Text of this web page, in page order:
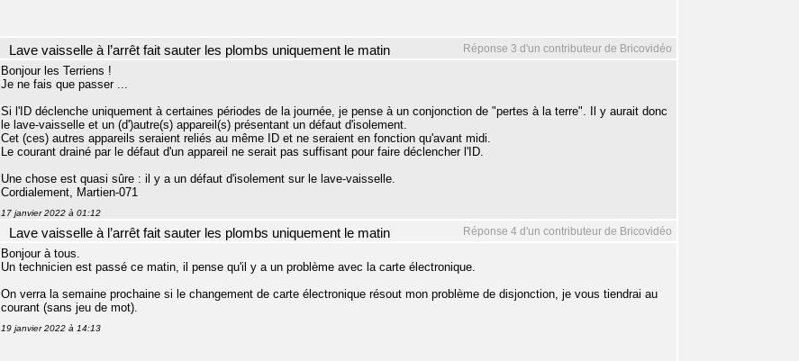
Réponse 3 d'un contributeur de Bricovidéo
Lave vaisselle à l’arrêt fait sauter les plombs uniquement le matin
Bonjour les Terriens !
Je ne fais que passer ...
Si l'ID déclenche uniquement à certaines périodes de la journée, je pense à un conjonction de "pertes à la terre". Il y aurait donc
le lave-vaisselle et un (d')autre(s) appareil(s) présentant un défaut d'isolement.
Cet (ces) autres appareils seraient reliés au même ID et ne seraient en fonction qu'avant midi.
Le courant drainé par le défaut d'un appareil ne serait pas suffisant pour faire déclencher l'ID.
Une chose est quasi sûre : il y a un défaut d'isolement sur le lave-vaisselle.
Cordialement, Martien-071
17 janvier 2022 à 01:12
Réponse 4 d'un contributeur de Bricovidéo
Lave vaisselle à l’arrêt fait sauter les plombs uniquement le matin
Bonjour à tous.
Un technicien est passé ce matin, il pense qu'il y a un problème avec la carte électronique.
On verra la semaine prochaine si le changement de carte électronique résout mon problème de disjonction, je vous tiendrai au
courant (sans jeu de mot).
19 janvier 2022 à 14:13